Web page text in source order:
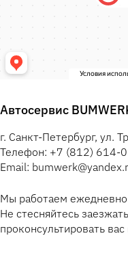
Автосервис
г. Санкт-Петербург, ул.
Телефон: +7 (812) 614-
Email:
Мы работаем
Не стесняйтесь
проконсультировать